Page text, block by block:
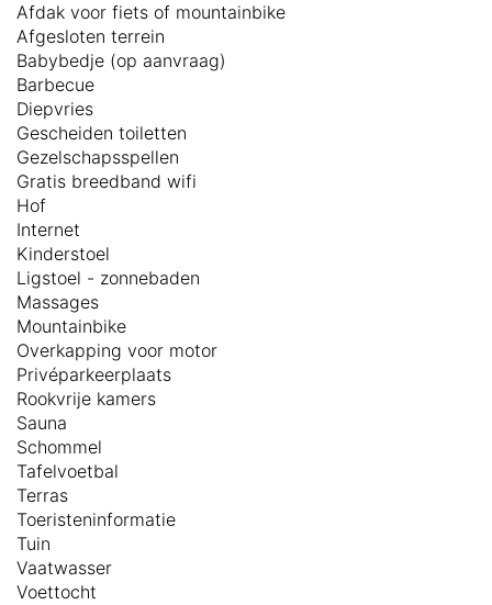
Afdak voor fiets of mountainbike
Afgesloten terrein
Babybedje (op aanvraag)
Barbecue
Diepvries
Gescheiden toiletten
Gezelschapsspellen
Gratis breedband wifi
Hof
Internet
Kinderstoel
Ligstoel - zonnebaden
Massages
Mountainbike
Overkapping voor motor
Privéparkeerplaats
Rookvrije kamers
Sauna
Schommel
Tafelvoetbal
Terras
Toeristeninformatie
Tuin
Vaatwasser
Voettocht